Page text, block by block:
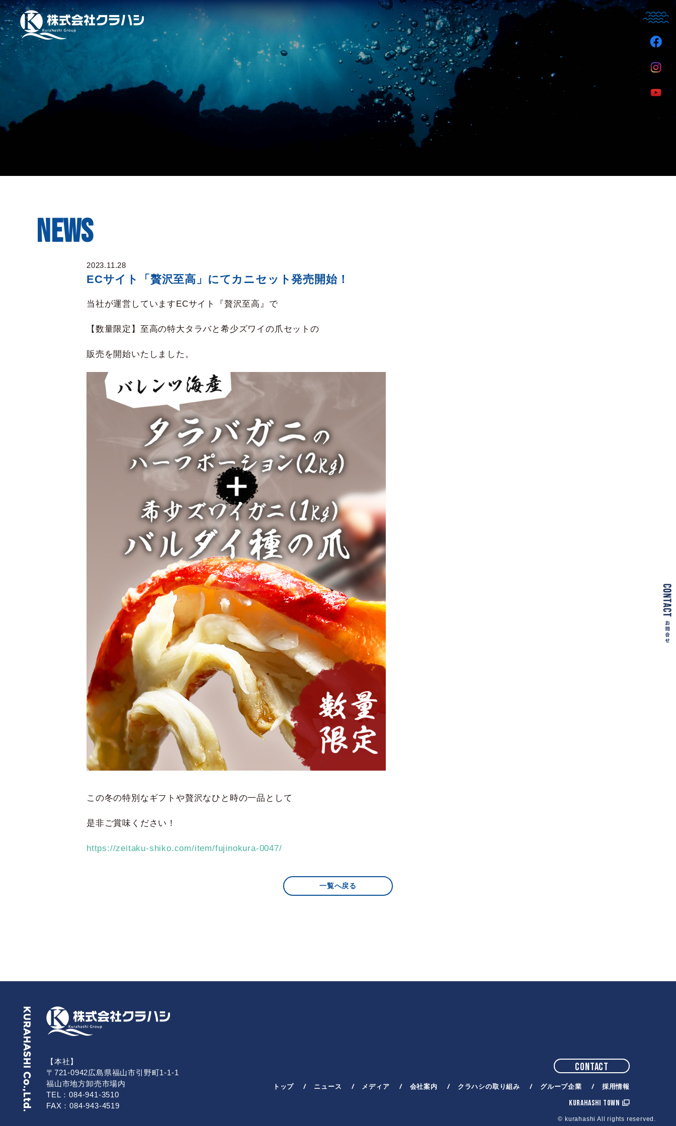
NEWS
2023.11.28
ECサイト「贅沢至高」にてカニセット発売開始！
当社が運営していますECサイト『贅沢至高』で
【数量限定】至高の特大タラバと希少ズワイの爪セットの
販売を開始いたしました。
この冬の特別なギフトや贅沢なひと時の一品として
是非ご賞味ください！
https://zeitaku-shiko.com/item/fujinokura-0047/
一覧へ戻る
【本社】
〒721-0942広島県福山市引野町1-1-1
福山市地方卸売市場内
TEL：084-941-3510
FAX：084-943-4519
CONTACT
トップ ニュース メディア 会社案内 クラハシの取り組み グループ企業 採用情報
KURAHASHI TOWN
© kurahashi All rights reserved.